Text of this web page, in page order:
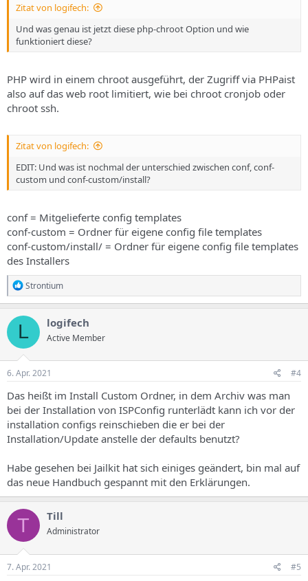
Zitat von logifech:
Und was genau ist jetzt diese php-chroot Option und wie
funktioniert diese?
PHP wird in einem chroot ausgeführt, der Zugriff via PHPaist
also auf das web root limitiert, wie bei chroot cronjob oder
chroot ssh.
Zitat von logifech:
EDIT: Und was ist nochmal der unterschied zwischen conf, conf-
custom und conf-custom/install?
conf = Mitgelieferte config templates
conf-custom = Ordner für eigene config file templates
conf-custom/install/ = Ordner für eigene config file templates
des Installers
R
e
a
k
i
o
n
e
Strontium
L logifech
Active Member
6. Apr. 2021 #4
Das heißt im Install Custom Ordner, in dem Archiv was man
bei der Installation von ISPConfig runterlädt kann ich vor der
installation configs reinschieben die er bei der
Installation/Update anstelle der defaults benutzt?
Habe gesehen bei Jailkit hat sich einiges geändert, bin mal auf
das neue Handbuch gespannt mit den Erklärungen.
T Till
Administrator
7. Apr. 2021 #5